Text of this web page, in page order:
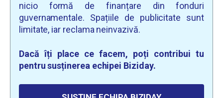
nicio formă de finanțare din fonduri
guvernamentale. Spațiile de publicitate sunt
limitate, iar reclama neinvazivă.
Dacă îți place ce facem, poți contribui tu
pentru susținerea echipei Biziday.